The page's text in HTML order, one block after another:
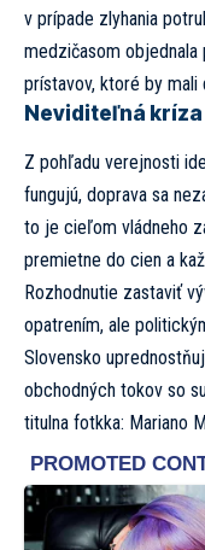
v prípade zlyhania
medzičasom
prístavov, ktoré by
Neviditeľná kríza
Z pohľadu verejnosti
fungujú, doprava sa
to je cieľom vládneho
premietne do cien a
Rozhodnutie zastaviť
opatrením, ale
Slovensko
obchodných tokov so
titulna fotkka: Mariano